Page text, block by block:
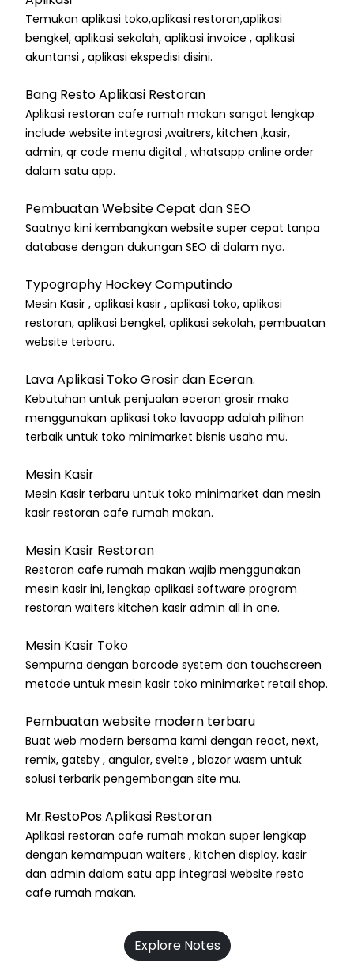
Temukan aplikasi toko,aplikasi restoran,aplikasi
bengkel, aplikasi sekolah, aplikasi invoice , aplikasi
akuntansi , aplikasi ekspedisi disini.
Bang Resto Aplikasi Restoran
Aplikasi restoran cafe rumah makan sangat lengkap
include website integrasi ,waitrers, kitchen ,kasir,
admin, qr code menu digital , whatsapp online order
dalam satu app.
Pembuatan Website Cepat dan SEO
Saatnya kini kembangkan website super cepat tanpa
database dengan dukungan SEO di dalam nya.
Typography Hockey Computindo
Mesin Kasir , aplikasi kasir , aplikasi toko, aplikasi
restoran, aplikasi bengkel, aplikasi sekolah, pembuatan
website terbaru.
Lava Aplikasi Toko Grosir dan Eceran.
Kebutuhan untuk penjualan eceran grosir maka
menggunakan aplikasi toko lavaapp adalah pilihan
terbaik untuk toko minimarket bisnis usaha mu.
Mesin Kasir
Mesin Kasir terbaru untuk toko minimarket dan mesin
kasir restoran cafe rumah makan.
Mesin Kasir Restoran
Restoran cafe rumah makan wajib menggunakan
mesin kasir ini, lengkap aplikasi software program
restoran waiters kitchen kasir admin all in one.
Mesin Kasir Toko
Sempurna dengan barcode system dan touchscreen
metode untuk mesin kasir toko minimarket retail shop.
Pembuatan website modern terbaru
Buat web modern bersama kami dengan react, next,
remix, gatsby , angular, svelte , blazor wasm untuk
solusi terbarik pengembangan site mu.
Mr.RestoPos Aplikasi Restoran
Aplikasi restoran cafe rumah makan super lengkap
dengan kemampuan waiters , kitchen display, kasir
dan admin dalam satu app integrasi website resto
cafe rumah makan.
Explore Notes